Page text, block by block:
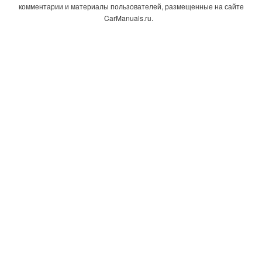
комментарии и материалы пользователей, размещенные на сайте
CarManuals.ru.